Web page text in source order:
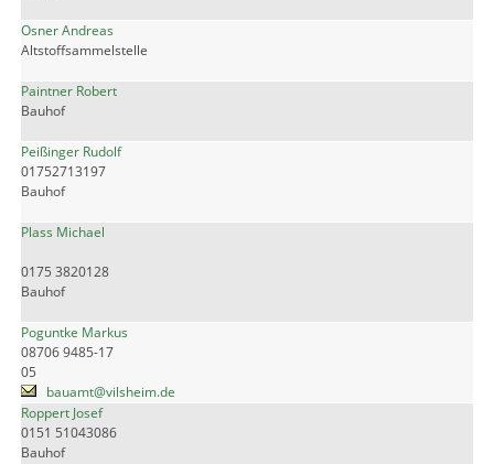
Osner Andreas
Altstoffsammelstelle
Paintner Robert
Bauhof
Peißinger Rudolf
01752713197
Bauhof
Plass Michael
0175 3820128
Bauhof
Poguntke Markus
08706 9485-17
05
bauamt@vilsheim.de
Roppert Josef
0151 51043086
Bauhof